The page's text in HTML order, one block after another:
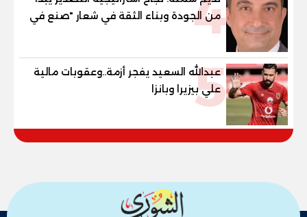
4
من الجودة وبناء الثقة في شعار "صنع في
مصر"
5
عبدالله السعيد يفجر أزمة..وعقوبات مالية
علي بيزيرا وبانزا